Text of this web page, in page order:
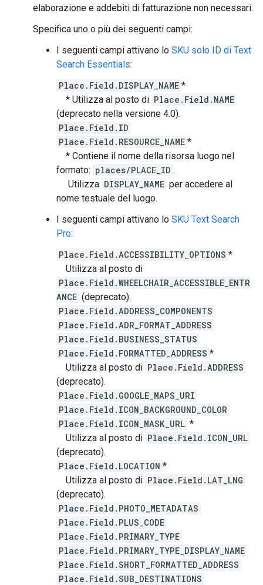
elaborazione e addebiti di fatturazione non necessari.
Specifica uno o più dei seguenti campi:
I seguenti campi attivano lo SKU solo ID di Text
Search Essentials:
Place.Field.DISPLAY_NAME *
* Utilizza al posto di Place.Field.NAME
(deprecato nella versione 4.0).
Place.Field.ID
Place.Field.RESOURCE_NAME *
* Contiene il nome della risorsa luogo nel
formato: places/PLACE_ID .
Utilizza DISPLAY_NAME per accedere al
nome testuale del luogo.
I seguenti campi attivano lo SKU Text Search
Pro:
Place.Field.ACCESSIBILITY_OPTIONS *
Utilizza al posto di
Place.Field.WHEELCHAIR_ACCESSIBLE_ENTR
ANCE (deprecato).
Place.Field.ADDRESS_COMPONENTS
Place.Field.ADR_FORMAT_ADDRESS
Place.Field.BUSINESS_STATUS
Place.Field.FORMATTED_ADDRESS *
Utilizza al posto di Place.Field.ADDRESS
(deprecato).
Place.Field.GOOGLE_MAPS_URI
Place.Field.ICON_BACKGROUND_COLOR
Place.Field.ICON_MASK_URL *
Utilizza al posto di Place.Field.ICON_URL
(deprecato).
Place.Field.LOCATION *
Utilizza al posto di Place.Field.LAT_LNG
(deprecato).
Place.Field.PHOTO_METADATAS
Place.Field.PLUS_CODE
Place.Field.PRIMARY_TYPE
Place.Field.PRIMARY_TYPE_DISPLAY_NAME
Place.Field.SHORT_FORMATTED_ADDRESS
Place.Field.SUB_DESTINATIONS